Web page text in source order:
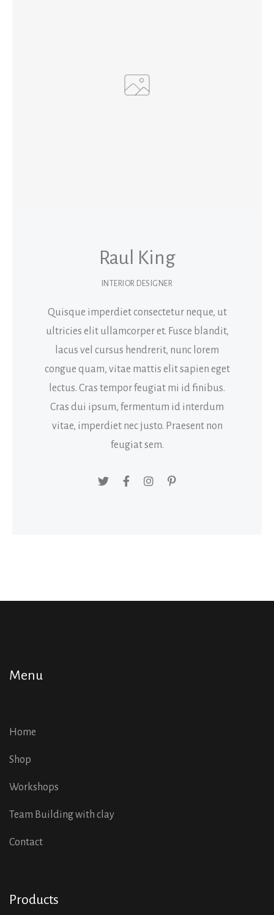
Raul King
INTERIOR DESIGNER
Quisque imperdiet consectetur neque, ut
ultricies elit ullamcorper et. Fusce blandit,
lacus vel cursus hendrerit, nunc lorem
congue quam, vitae mattis elit sapien eget
lectus. Cras tempor feugiat mi id finibus.
Cras dui ipsum, fermentum id interdum
vitae, imperdiet nec justo. Praesent non
feugiat sem.
Menu
Home
Shop
Workshops
Team Building with clay
Contact
Products